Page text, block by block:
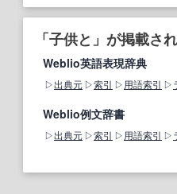
「子供と」が掲載さ
Weblio英語表現辞典
出典元 索引 用語索引
Weblio例文辞書
出典元 索引 用語索引